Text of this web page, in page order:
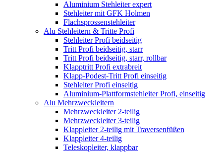
Aluminium Stehleiter expert
Stehleiter mit GFK Holmen
Flachsprossenstehleiter
Alu Stehleitern & Tritte Profi
Stehleiter Profi beidseitig
Tritt Profi beidseitig, starr
Tritt Profi beidseitig, starr, rollbar
Klapptritt Profi extrabreit
Klapp-Podest-Tritt Profi einseitig
Stehleiter Profi einseitig
Aluminium-Plattformstehleiter Profi, einseitig
Alu Mehrzweckleitern
Mehrzweckleiter 2-teilig
Mehrzweckleiter 3-teilig
Klappleiter 2-teilig mit Traversenfüßen
Klappleiter 4-teilig
Teleskopleiter, klappbar